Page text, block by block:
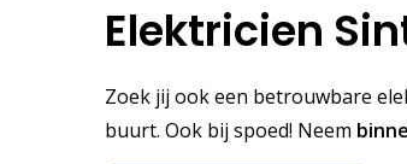
Elektricien
Zoek jij ook een betrouwbare
buurt. Ook bij spoed! Neem